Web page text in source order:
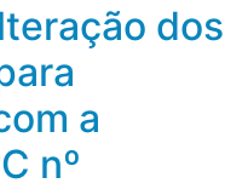
dos
a
nº